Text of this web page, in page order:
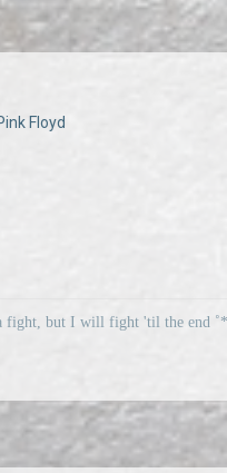
Floyd
fight, but I will fight 'til the end